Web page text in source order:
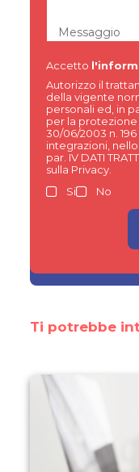
Messaggio
Accetto
Autorizzo il
della vigente
personali ed, in
per la protezione
30/06/2003 n.
integrazioni,
par. IV DATI
sulla Privacy.
Si
No
Ti potrebbe